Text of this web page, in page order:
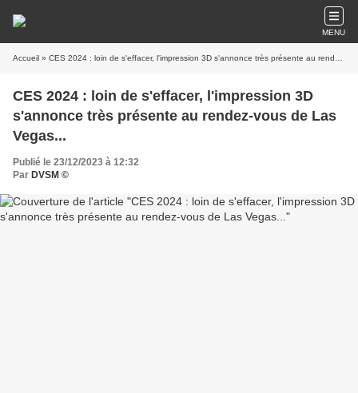
MENU
Accueil » CES 2024 : loin de s'effacer, l'impression 3D s'annonce très présente au rendez-vous de Las Vegas...
CES 2024 : loin de s'effacer, l'impression 3D
s'annonce très présente au rendez-vous de Las
Vegas...
Publié le 23/12/2023 à 12:32
Par DVSM ©